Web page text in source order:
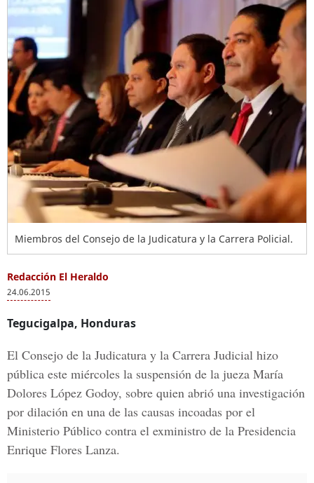
Miembros del Consejo de la Judicatura y la Carrera Policial.
Redacción El Heraldo
24.06.2015
Tegucigalpa, Honduras
El Consejo de la Judicatura y la Carrera Judicial hizo
pública este miércoles la suspensión de la jueza María
Dolores López Godoy, sobre quien abrió una investigación
por dilación en una de las causas incoadas por el
Ministerio Público contra el exministro de la Presidencia
Enrique Flores Lanza.